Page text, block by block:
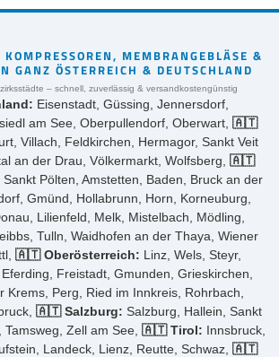
MEMBRANGEBLÄSE &
GANZ ÖSTERREICH & DEUTSCHLAND
– schnell, zuverlässig & versandkostengünstig
Eisenstadt, Güssing, Jennersdorf,
am See, Oberpullendorf, Oberwart, 🇦🇹
Villach, Feldkirchen, Hermagor, Sankt Veit
an der Drau, Völkermarkt, Wolfsberg, 🇦🇹
Sankt Pölten, Amstetten, Baden, Bruck an der
Gmünd, Hollabrunn, Horn, Korneuburg,
Lilienfeld, Melk, Mistelbach, Mödling,
Tulln, Waidhofen an der Thaya, Wiener
🇦🇹 Oberösterreich: Linz, Wels, Steyr,
Freistadt, Gmunden, Grieskirchen,
Krems, Perg, Ried im Innkreis, Rohrbach,
🇦🇹 Salzburg: Salzburg, Hallein, Sankt
Zell am See, 🇦🇹 Tirol: Innsbruck,
Landeck, Lienz, Reutte, Schwaz, 🇦🇹